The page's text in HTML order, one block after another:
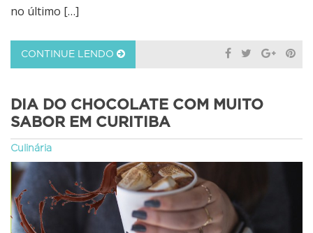
no último […]
CONTINUE LENDO
DIA DO CHOCOLATE COM MUITO
SABOR EM CURITIBA
Culinária